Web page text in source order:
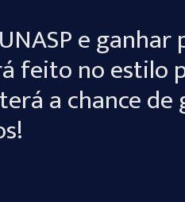
e ganhar
feito no estilo
a chance